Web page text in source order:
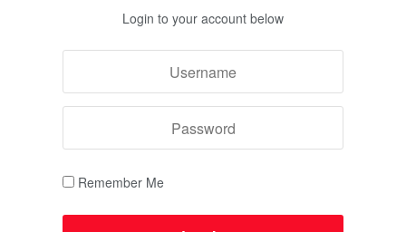
Login to your account below
Remember Me